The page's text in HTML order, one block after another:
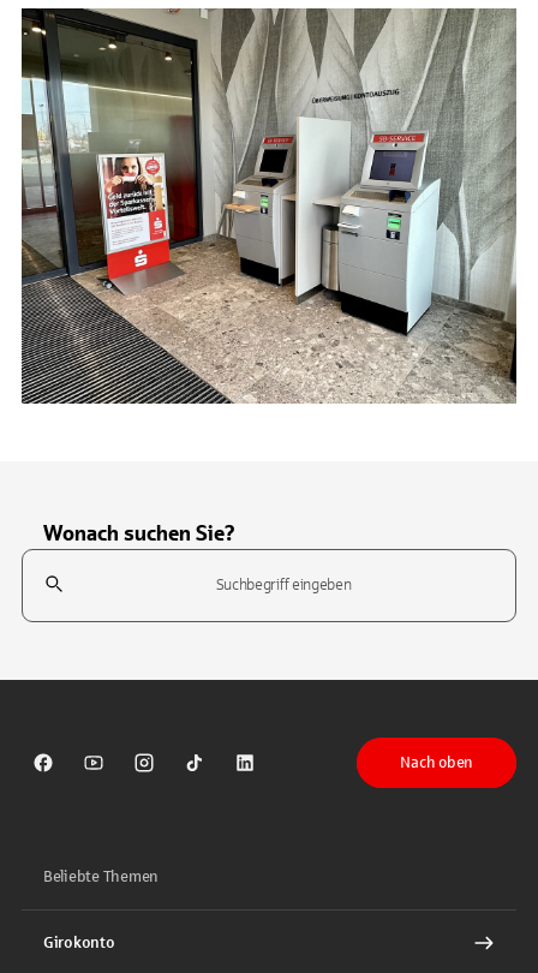
Wonach suchen Sie?
Suchfeld
Sparkasse auf Facebook
Sparkasse auf Youtube
Sparkasse auf Instagram
Sparkasse auf TikTok
Sparkasse auf LinkedIn
Nach oben
Beliebte Themen
Girokonto